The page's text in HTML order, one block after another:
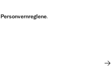
Personvernreglene.